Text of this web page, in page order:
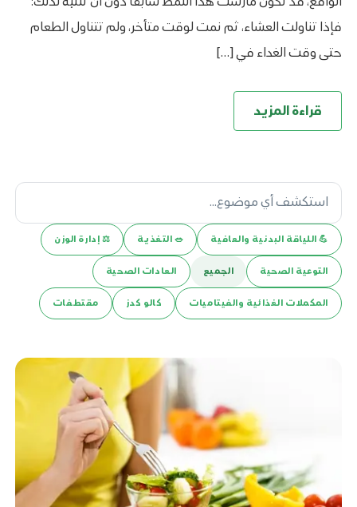
فإذا تناولت العشاء، ثم نمت لوقت متأخر، ولم تتناول الطعام
حتى وقت الغداء في […]
قراءة المزيد
💪️ اللياقة البدنية والعافية 🥗 التغذية ⚖️ إدارة الوزن
التوعية الصحية الجميع العادات الصحية
المكملات الغذائية والفيتاميات كالو كدز مقتطفات